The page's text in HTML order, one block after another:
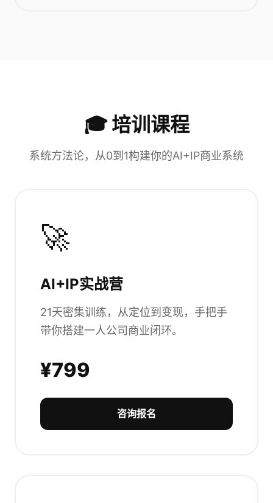
🎓 培训课程
系统方法论，从0到1构建你的AI+IP商业系统
🚀
AI+IP实战营
21天密集训练，从定位到变现，手把手
带你搭建一人公司商业闭环。
¥799
咨询报名